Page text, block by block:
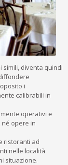
simili, diventa quindi
i
calibrabili in
operativi e
opere in
ristoranti ad
nelle località
situazione.